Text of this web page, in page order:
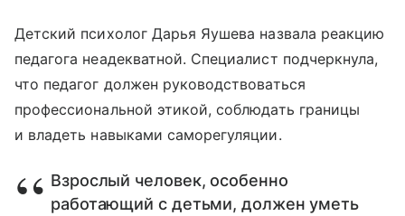
Детский психолог Дарья Яушева назвала реакцию
педагога неадекватной. Специалист подчеркнула,
что педагог должен руководствоваться
профессиональной этикой, соблюдать границы
и владеть навыками саморегуляции.
Взрослый человек, особенно
работающий с детьми, должен уметь